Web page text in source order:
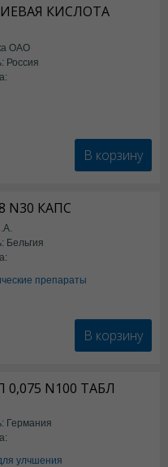
КИСЛОТА
ОАО
Россия
В корзину
N30 КАПС
Бельгия
препараты
В корзину
N100 ТАБЛ
Германия
кислота
улчшения